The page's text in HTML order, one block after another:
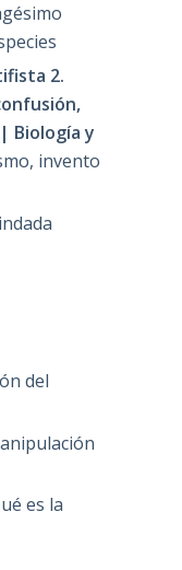
2.
Biología y
invento
del
es la